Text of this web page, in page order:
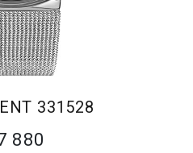
331528
880